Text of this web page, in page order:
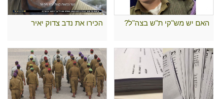
האם יש מש"קי ת"ש בצה"ל? הכירו את נדב צדוק יאיר